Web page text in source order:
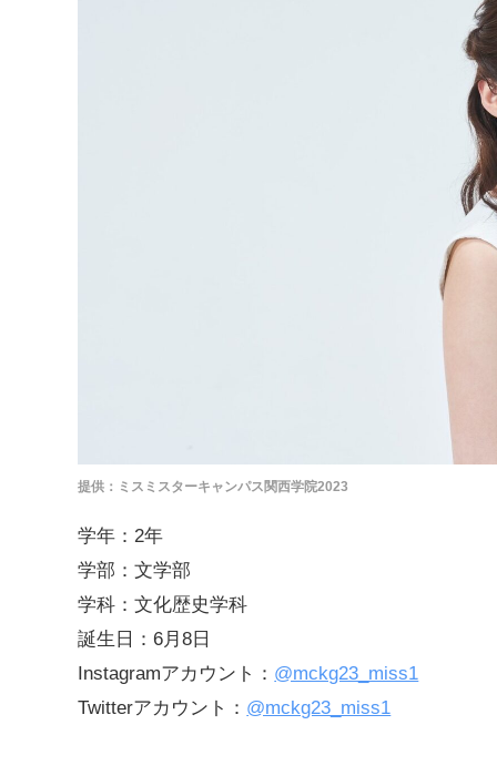
提供：ミスミスターキャンパス関西学院2023
学年：2年
学部：文学部
学科：文化歴史学科
誕生日：6月8日
Instagramアカウント： @mckg23_miss1
Twitterアカウント： @mckg23_miss1